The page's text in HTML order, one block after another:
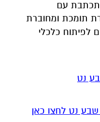
עם
תומכת ומחוברת
לפיתוח כלכלי
נט
נט לחצו כאן